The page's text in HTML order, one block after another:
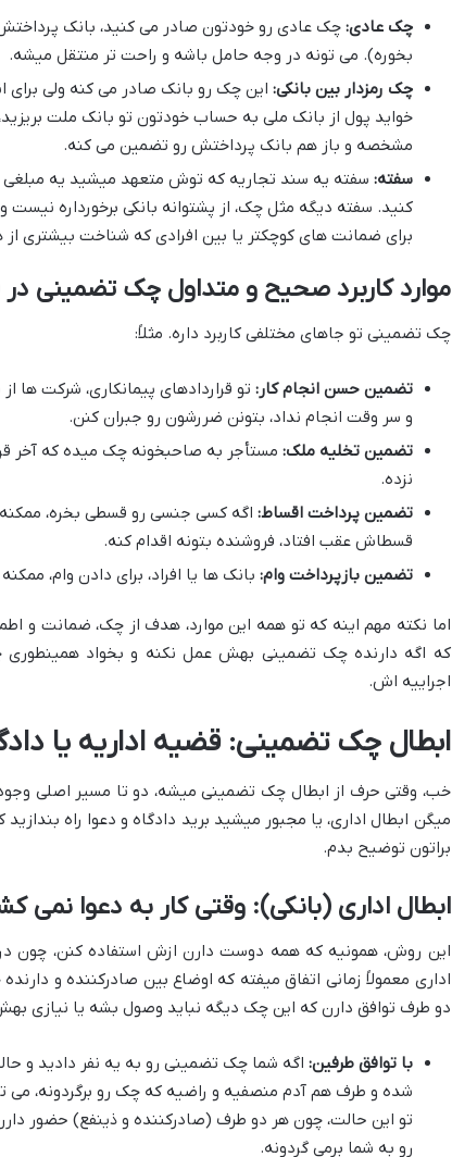
چک عادی:چک عادی رو خودتون صادر می کنید، بانک
بخوره). می تونه در وجه حامل باشه و راحت تر منتقل میشه.
چک رمزدار بین بانکی: این چک رو بانک صادر می کنه ولی برای
خواید پول از بانک ملی به حساب خودتون تو بانک ملت
مشخصه و باز هم بانک پرداختش رو تضمین می کنه.
سفته: سفته یه سند تجاریه که توش متعهد میشید یه مبلغی
کنید. سفته دیگه مثل چک، از پشتوانه بانکی برخورداره
برای ضمانت های کوچکتر یا بین افرادی که شناخت بیشتری از
موارد کاربرد صحیح و متداول چک تضمینی در
چک تضمینی تو جاهای مختلفی کاربرد داره. مثلاً:
تضمین حسن انجام کار: تو قراردادهای پیمانکاری، شرکت ها
و سر وقت انجام نداد، بتونن ضررشون رو جبران کنن.
تضمین تخلیه ملک: مستأجر به صاحبخونه چک میده که آخر
نزده.
تضمین پرداخت اقساط: اگه کسی جنسی رو قسطی بخره،
قسطاش عقب افتاد، فروشنده بتونه اقدام کنه.
تضمین بازپرداخت وام: بانک ها یا افراد، برای دادن وام،
اما نکته مهم اینه که تو همه این موارد، هدف از چک، ضمانت و
که اگه دارنده چک تضمینی بهش عمل نکنه و بخواد همینطوری
اجراییه اش.
ابطال چک تضمینی: قضیه اداریه یا
خب، وقتی حرف از ابطال چک تضمینی میشه، دو تا مسیر اصلی
میگن ابطال اداری، یا مجبور میشید برید دادگاه و دعوا راه
براتون توضیح بدم.
ابطال اداری (بانکی): وقتی کار به دعوا نمی
این روش، همونیه که همه دوست دارن ازش استفاده کنن، چون
اداری معمولاً زمانی اتفاق میفته که اوضاع بین صادرکننده و
دو طرف توافق دارن که این چک دیگه نباید وصول بشه یا نیازی
با توافق طرفین: اگه شما چک تضمینی رو به یه نفر دادید و
شده و طرف هم آدم منصفیه و راضیه که چک رو برگردونه، می
تو این حالت، چون هر دو طرف (صادرکننده و ذینفع) حضور
رو به شما برمی گردونه.